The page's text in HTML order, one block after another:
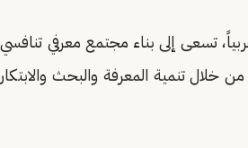
تسعى إلى بناء مجتمع معرفي تنافسي
تنمية المعرفة والبحث والابتكار